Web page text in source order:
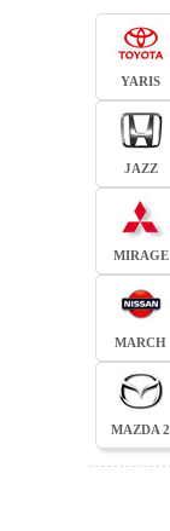
YARIS
JAZZ
MIRAGE
MARCH
MAZDA 2